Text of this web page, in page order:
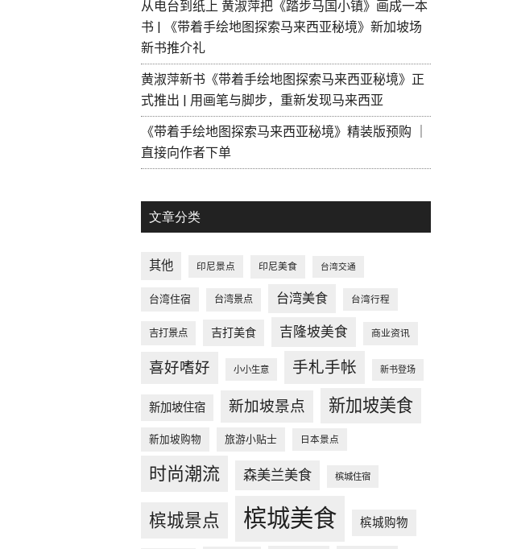
从电台到纸上 黄淑萍把《踏步马国小镇》画成一本
书 | 《带着手绘地图探索马来西亚秘境》新加坡场
新书推介礼
黄淑萍新书《带着手绘地图探索马来西亚秘境》正
式推出 | 用画笔与脚步，重新发现马来西亚
《带着手绘地图探索马来西亚秘境》精装版预购 ｜
直接向作者下单
文章分类
其他 印尼景点 印尼美食 台湾交通
台湾住宿 台湾景点 台湾美食 台湾行程
吉打景点 吉打美食 吉隆坡美食 商业资讯
喜好嗜好 小小生意 手札手帐 新书登场
新加坡住宿 新加坡景点 新加坡美食
新加坡购物 旅游小贴士 日本景点
时尚潮流 森美兰美食 槟城住宿
槟城景点 槟城美食 槟城购物